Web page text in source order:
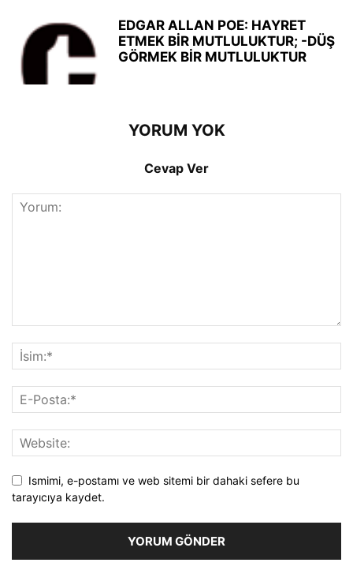
EDGAR ALLAN POE: HAYRET
ETMEK BİR MUTLULUKTUR; -DÜŞ
GÖRMEK BİR MUTLULUKTUR
YORUM YOK
Cevap Ver
Ismimi, e-postamı ve web sitemi bir dahaki sefere bu
tarayıcıya kaydet.